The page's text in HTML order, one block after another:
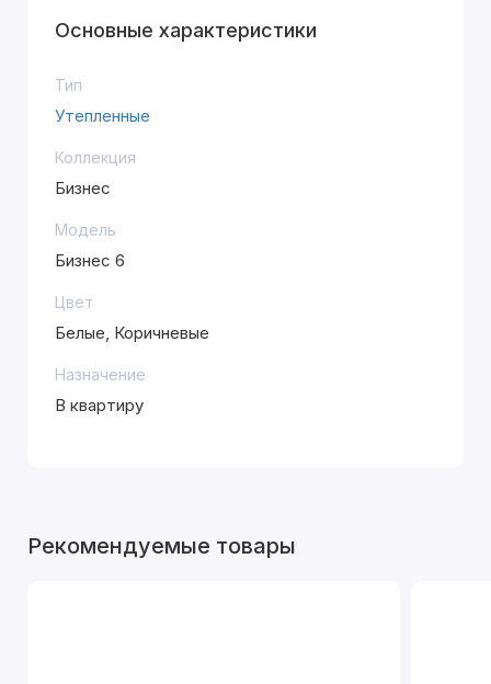
Основные характеристики
Тип
Утепленные
Коллекция
Бизнес
Модель
Бизнес 6
Цвет
Белые, Коричневые
Назначение
В квартиру
Рекомендуемые товары